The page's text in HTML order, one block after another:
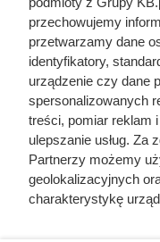
Luksusowa kawa
w Dino. Polacy
Aż trzy czekolady
promocja porywa
przechowujemy
przetwarzamy dane
identyfikatory,
urządzenie czy dane
spersonalizowanych
treści, pomiar reklam
ulepszanie usług. Za
Partnerzy możemy
geolokalizacyjnych
charakterystykę